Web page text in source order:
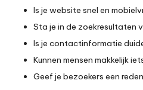
Is je website snel en
Sta je in de zoekresultaten
Is je contactinformatie
Kunnen mensen makkelijk
Geef je bezoekers een